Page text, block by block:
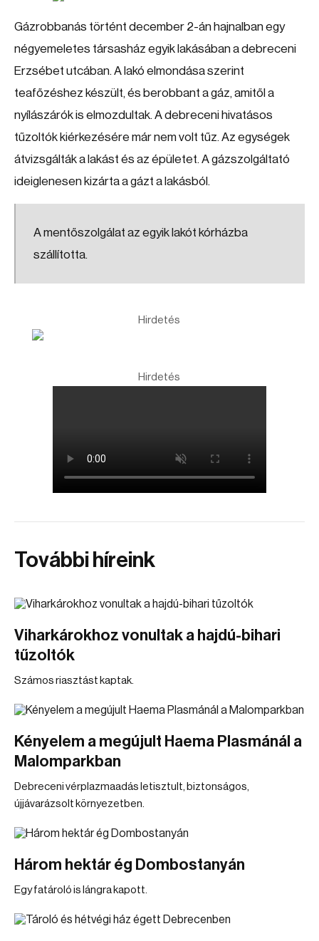
Gázrobbanás történt december 2-án hajnalban egy
négyemeletes társasház egyik lakásában a debreceni
Erzsébet utcában. A lakó elmondása szerint
teafőzéshez készült, és berobbant a gáz, amitől a
nyílászárók is elmozdultak. A debreceni hivatásos
tűzoltók kiérkezésére már nem volt tűz. Az egységek
átvizsgálták a lakást és az épületet. A gázszolgáltató
ideiglenesen kizárta a gázt a lakásból.
A mentőszolgálat az egyik lakót kórházba
szállította.
Hirdetés
Hirdetés
További híreink
Viharkárokhoz vonultak a hajdú-bihari
tűzoltók
Számos riasztást kaptak.
Kényelem a megújult Haema Plasmánál a
Malomparkban
Debreceni vérplazmaadás letisztult, biztonságos,
újjávarázsolt környezetben.
Három hektár ég Dombostanyán
Egy fatároló is lángra kapott.